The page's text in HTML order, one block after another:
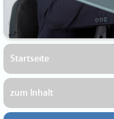
Startseite
zum Inhalt